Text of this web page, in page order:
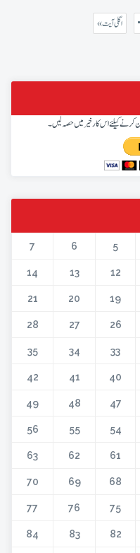
« اگلی آیت
کرنے کیلئے اس کار خیر میں حصہ لیں۔
5
6
7
12
13
14
19
20
21
26
27
28
33
34
35
40
41
42
47
48
49
54
55
56
61
62
63
68
69
70
75
76
77
82
83
84